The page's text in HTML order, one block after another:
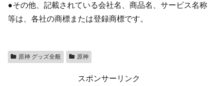
●その他、記載されている会社名、商品名、サービス名称
等は、各社の商標または登録商標です。
原神 グッズ全般 原神
スポンサーリンク